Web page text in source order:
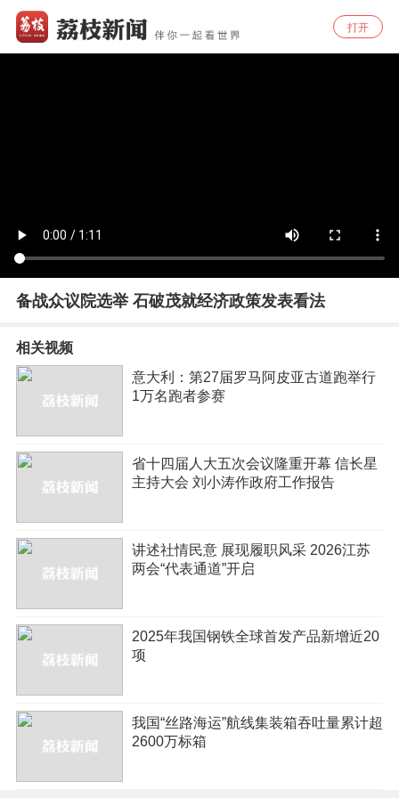
打开
备战众议院选举 石破茂就经济政策发表看法
相关视频
意大利：第27届罗马阿皮亚古道跑举行
1万名跑者参赛
省十四届人大五次会议隆重开幕 信长星
主持大会 刘小涛作政府工作报告
讲述社情民意 展现履职风采 2026江苏
两会“代表通道”开启
2025年我国钢铁全球首发产品新增近20
项
我国“丝路海运”航线集装箱吞吐量累计超
2600万标箱